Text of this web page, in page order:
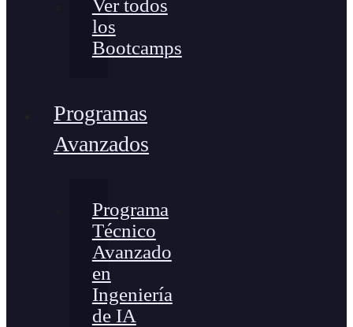
Ver todos
los
Bootcamps
Programas
Avanzados
Programa
Técnico
Avanzado
en
Ingeniería
de IA